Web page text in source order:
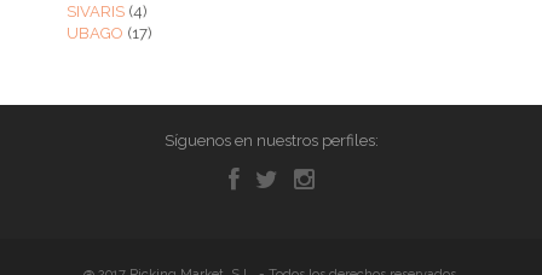
SIVARIS (4)
UBAGO (17)
Síguenos en nuestros perfiles: